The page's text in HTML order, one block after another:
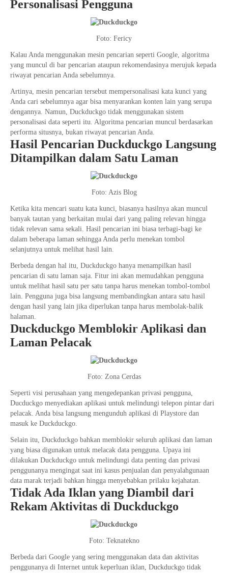
Personalisasi Pengguna
Foto: Fericy
Kalau Anda menggunakan mesin pencarian seperti Google, algoritma
yang muncul di bar pencarian ataupun rekomendasinya merujuk kepada
riwayat pencarian Anda sebelumnya.
Artinya, mesin pencarian tersebut mempersonalisasi kata kunci yang
Anda cari sebelumnya agar bisa menyarankan konten lain yang serupa
dengannya. Namun, Duckduckgo tidak menggunakan sistem
personalisasi data seperti itu. Algoritma pencarian muncul berdasarkan
performa situsnya, bukan riwayat pencarian Anda.
Hasil Pencarian Duckduckgo Langsung
Ditampilkan dalam Satu Laman
Foto: Azis Blog
Ketika kita mencari suatu kata kunci, biasanya hasilnya akan muncul
banyak tautan yang berkaitan mulai dari yang paling relevan hingga
tidak relevan sama sekali. Hasil pencarian ini biasa terbagi-bagi ke
dalam beberapa laman sehingga Anda perlu menekan tombol
selanjutnya untuk melihat hasil lain.
Berbeda dengan hal itu, Duckduckgo hanya menampilkan hasil
pencarian di satu laman saja. Fitur ini akan memudahkan pengguna
untuk melihat hasil satu per satu tanpa harus menekan tombol-tombol
lain. Pengguna juga bisa langsung membandingkan antara satu hasil
dengan hasil yang lain jika diperlukan tanpa harus membolak-balik
halaman.
Duckduckgo Memblokir Aplikasi dan
Laman Pelacak
Foto: Zona Cerdas
Seperti visi perusahaan yang mengedepankan privasi pengguna,
Ducduckgo menyediakan aplikasi untuk melindungi telepon pintar dari
pelacak. Anda bisa langsung mengunduh aplikasi di Playstore dan
masuk ke Duckduckgo.
Selain itu, Duckduckgo bahkan memblokir seluruh aplikasi dan laman
yang biasa digunakan untuk melacak data pengguna. Upaya ini
dilakukan Duckduckgo untuk melindungi data penting dan privasi
penggunanya mengingat saat ini kasus penjualan dan penyalahgunaan
data marak terjadi bahkan hingga menyebabkan prilaku kejahatan.
Tidak Ada Iklan yang Diambil dari
Rekam Aktivitas di Duckduckgo
Foto: Teknatekno
Berbeda dari Google yang sering menggunakan data dan aktivitas
penggunanya di Internet untuk keperluan iklan, Duckduckgo tidak